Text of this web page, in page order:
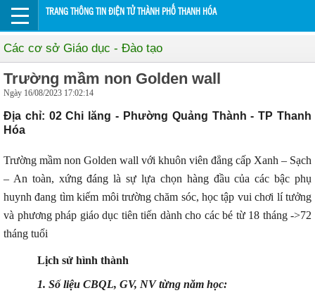
TRANG THÔNG TIN ĐIỆN TỬ THÀNH PHỐ THANH HÓA
Các cơ sở Giáo dục - Đào tạo
Trường mầm non Golden wall
Ngày 16/08/2023 17:02:14
Địa chỉ: 02 Chi lăng - Phường Quảng Thành - TP Thanh
Hóa
Trường mầm non Golden wall với khuôn viên đẳng cấp Xanh – Sạch
– An toàn, xứng đáng là sự lựa chọn hàng đầu của các bậc phụ
huynh đang tìm kiếm môi trường chăm sóc, học tập vui chơi lí tưởng
và phương pháp giáo dục tiên tiến dành cho các bé từ 18 tháng ->72
tháng tuổi
Lịch sử hình thành
1. Số liệu CBQL, GV, NV từng năm học: